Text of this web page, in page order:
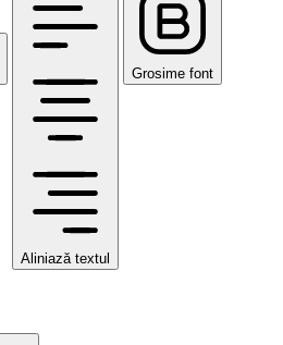
Aliniază textul
Grosime font